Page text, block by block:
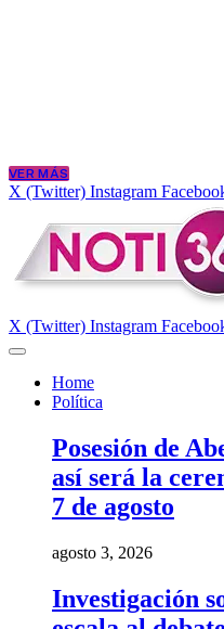
VER MÁS
X (Twitter) Instagram
X (Twitter) Instagram
Home
Política
Posesión de
así será la
7 de agosto
agosto 3, 2026
Investigación